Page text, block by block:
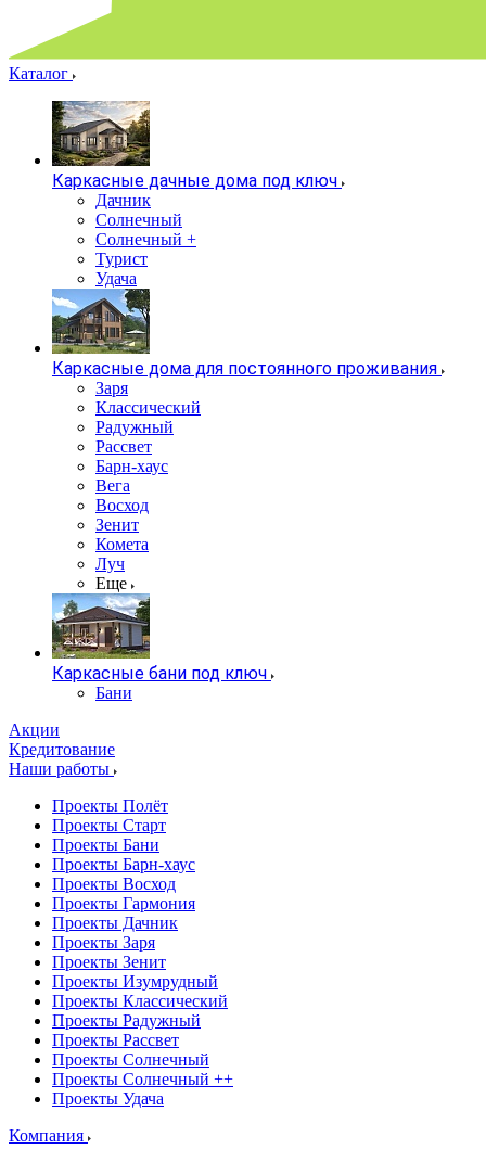
Каталог
Каркасные дачные дома под ключ
Дачник
Солнечный
Солнечный +
Турист
Удача
Каркасные дома для постоянного проживания
Заря
Классический
Радужный
Рассвет
Барн-хаус
Вега
Восход
Зенит
Комета
Луч
Еще
Каркасные бани под ключ
Бани
Акции
Кредитование
Наши работы
Проекты Полёт
Проекты Старт
Проекты Бани
Проекты Барн-хаус
Проекты Восход
Проекты Гармония
Проекты Дачник
Проекты Заря
Проекты Зенит
Проекты Изумрудный
Проекты Классический
Проекты Радужный
Проекты Рассвет
Проекты Солнечный
Проекты Солнечный ++
Проекты Удача
Компания